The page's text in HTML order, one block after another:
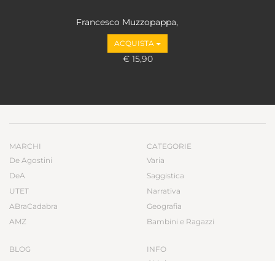
Francesco Muzzopappa,
ACQUISTA
€ 15,90
MARCHI
De Agostini
DeA
UTET
ABraCadabra
AMZ
BLOG
CATEGORIE
Varia
Saggistica
Narrativa
Geografia
Bambini e Ragazzi
INFO